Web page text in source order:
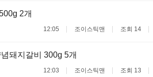
2개
12:05 조이스틱맨 조회 14
돼지갈비 300g 5개
12:03 조이스틱맨 조회 13